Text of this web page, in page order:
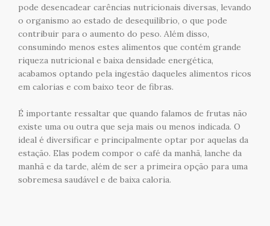
pode desencadear carências nutricionais diversas, levando
o organismo ao estado de desequilíbrio, o que pode
contribuir para o aumento do peso. Além disso,
consumindo menos estes alimentos que contém grande
riqueza nutricional e baixa densidade energética,
acabamos optando pela ingestão daqueles alimentos ricos
em calorias e com baixo teor de fibras.
É importante ressaltar que quando falamos de frutas não
existe uma ou outra que seja mais ou menos indicada. O
ideal é diversificar e principalmente optar por aquelas da
estação. Elas podem compor o café da manhã, lanche da
manhã e da tarde, além de ser a primeira opção para uma
sobremesa saudável e de baixa caloria.